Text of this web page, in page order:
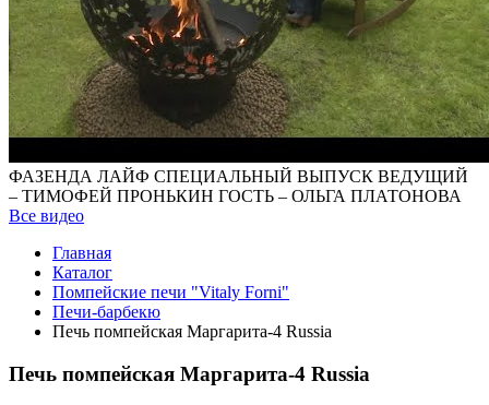
ФАЗЕНДА ЛАЙФ СПЕЦИАЛЬНЫЙ ВЫПУСК ВЕДУЩИЙ
– ТИМОФЕЙ ПРОНЬКИН ГОСТЬ – ОЛЬГА ПЛАТОНОВА
Все видео
Главная
Каталог
Помпейские печи "Vitaly Forni"
Печи-барбекю
Печь помпейская Маргарита-4 Russia
Печь помпейская Маргарита-4 Russia